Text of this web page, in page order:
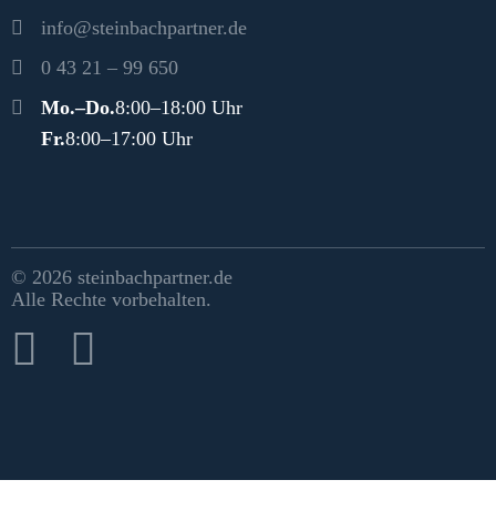
info@steinbachpartner.de
0 43 21 – 99 650
Öffnungszeiten
Mo.–Do.8:00–18:00 Uhr
Fr.8:00–17:00 Uhr
Rechtliches & Social Media
© 2026 steinbachpartner.de
Alle Rechte vorbehalten.